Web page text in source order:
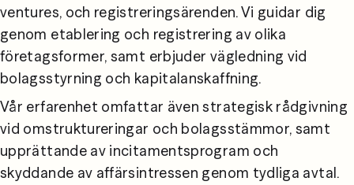
ventures, och registreringsärenden. Vi guidar dig
genom etablering och registrering av olika
företagsformer, samt erbjuder vägledning vid
bolagsstyrning och kapitalanskaffning.
Vår erfarenhet omfattar även strategisk rådgivning
vid omstruktureringar och bolagsstämmor, samt
upprättande av incitamentsprogram och
skyddande av affärsintressen genom tydliga avtal.